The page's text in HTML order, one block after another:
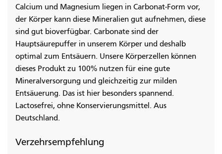
Calcium und Magnesium liegen in Carbonat-Form vor,
der Körper kann diese Mineralien gut aufnehmen, diese
sind gut bioverfügbar. Carbonate sind der
Hauptsäurepuffer in unserem Körper und deshalb
optimal zum Entsäuern. Unsere Körperzellen können
dieses Produkt zu 100% nutzen für eine gute
Mineralversorgung und gleichzeitig zur milden
Entsäuerung. Das ist hier besonders spannend.
Lactosefrei, ohne Konservierungsmittel. Aus
Deutschland.
Verzehrsempfehlung